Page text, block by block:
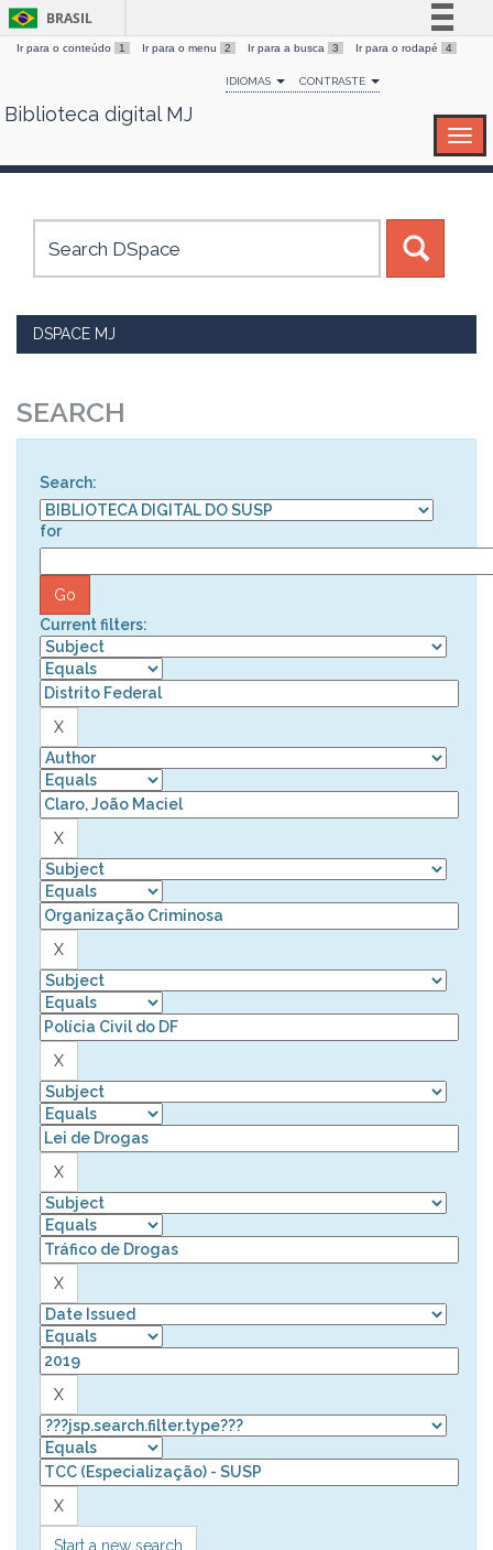
Skip
BRASIL
Simplifique!
Comunica BR
Canais
Ir para o conteúdo 1 Ir para o menu 2 Ir para a busca 3 Ir para o rodapé 4
IDIOMAS CONTRASTE
Biblioteca digital MJ
DSPACE MJ
SEARCH
Search:
for
Current filters:
Start a new search